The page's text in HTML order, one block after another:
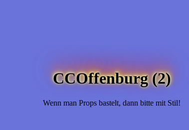
CCOffenburg (2)
Wenn man Props bastelt, dann bitte mit Stil!